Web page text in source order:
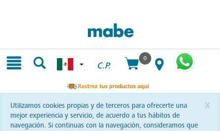
C.P.
0
x
Utilizamos cookies propias y de terceros para ofrecerte una
mejor experiencia y servicio, de acuerdo a tus hábitos de
navegación. Si continuas con la navegación, consideramos que